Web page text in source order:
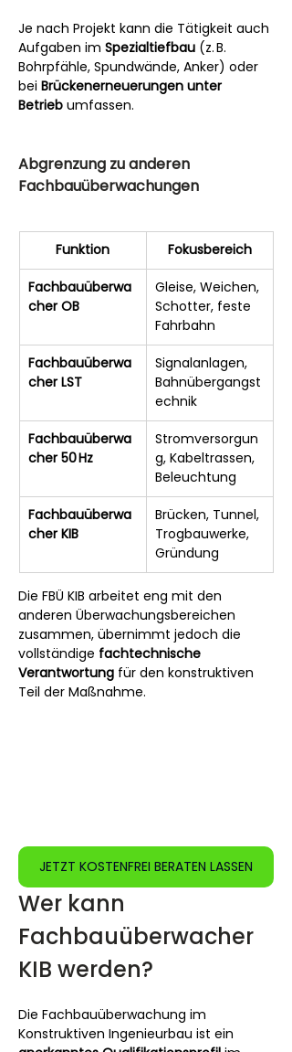
Je nach Projekt kann die Tätigkeit auch
Aufgaben im Spezialtiefbau (z. B.
Bohrpfähle, Spundwände, Anker) oder
bei Brückenerneuerungen unter
Betrieb umfassen.
Abgrenzung zu anderen
Fachbauüberwachungen
Funktion Fokusbereich
Fachbauüberwa
cher OB
Gleise, Weichen,
Schotter, feste
Fahrbahn
Fachbauüberwa
cher LST
Signalanlagen,
Bahnübergangst
echnik
Fachbauüberwa
cher 50 Hz
Stromversorgun
g, Kabeltrassen,
Beleuchtung
Fachbauüberwa
cher KIB
Brücken, Tunnel,
Trogbauwerke,
Gründung
Die FBÜ KIB arbeitet eng mit den
anderen Überwachungsbereichen
zusammen, übernimmt jedoch die
vollständige fachtechnische
Verantwortung für den konstruktiven
Teil der Maßnahme.
JETZT KOSTENFREI BERATEN LASSEN
Wer kann
Fachbauüberwacher
KIB werden?
Die Fachbauüberwachung im
Konstruktiven Ingenieurbau ist ein